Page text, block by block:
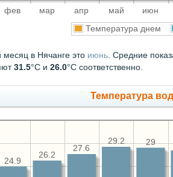
фев мар апр май июн
Температура днем
в Нячанге это июнь. Средние
31.5°С и 26.0°С соответственно.
Температура
29
29.2
27.6
26.2
24.9